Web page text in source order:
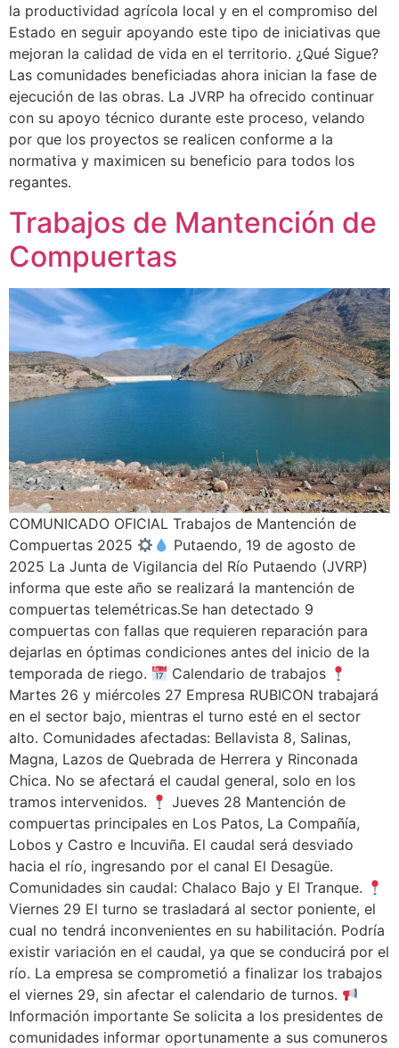
la productividad agrícola local y en el compromiso del
Estado en seguir apoyando este tipo de iniciativas que
mejoran la calidad de vida en el territorio. ¿Qué Sigue?
Las comunidades beneficiadas ahora inician la fase de
ejecución de las obras. La JVRP ha ofrecido continuar
con su apoyo técnico durante este proceso, velando
por que los proyectos se realicen conforme a la
normativa y maximicen su beneficio para todos los
regantes.
Trabajos de Mantención de
Compuertas
COMUNICADO OFICIAL Trabajos de Mantención de
Compuertas 2025
Putaendo, 19 de agosto de
2025 La Junta de Vigilancia del Río Putaendo (JVRP)
informa que este año se realizará la mantención de
compuertas telemétricas.Se han detectado 9
compuertas con fallas que requieren reparación para
dejarlas en óptimas condiciones antes del inicio de la
temporada de riego.
Calendario de trabajos
Martes 26 y miércoles 27 Empresa RUBICON trabajará
en el sector bajo, mientras el turno esté en el sector
alto. Comunidades afectadas: Bellavista 8, Salinas,
Magna, Lazos de Quebrada de Herrera y Rinconada
Chica. No se afectará el caudal general, solo en los
tramos intervenidos.
Jueves 28 Mantención de
compuertas principales en Los Patos, La Compañía,
Lobos y Castro e Incuviña. El caudal será desviado
hacia el río, ingresando por el canal El Desagüe.
Comunidades sin caudal: Chalaco Bajo y El Tranque.
Viernes 29 El turno se trasladará al sector poniente, el
cual no tendrá inconvenientes en su habilitación. Podría
existir variación en el caudal, ya que se conducirá por el
río. La empresa se comprometió a finalizar los trabajos
el viernes 29, sin afectar el calendario de turnos.
Información importante Se solicita a los presidentes de
comunidades informar oportunamente a sus comuneros